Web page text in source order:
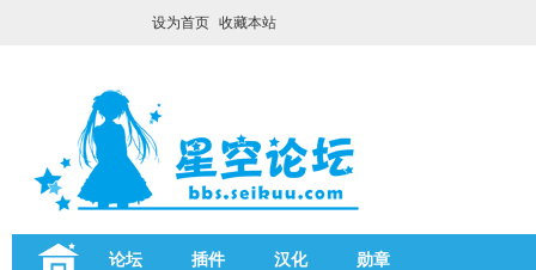
设为首页 收藏本站
论坛 插件 汉化 勋章